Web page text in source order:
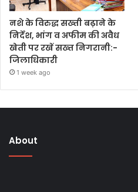
नशे के विरुद्ध सख्ती बढ़ाने के
निर्देश, भांग व अफीम की अवैध
खेती पर रखें सख्त निगरानी:-
जिलाधिकारी
1 week ago
About